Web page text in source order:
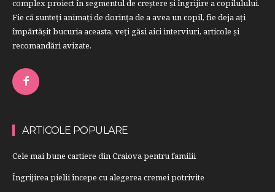
complex proiect în segmentul de creştere şi îngrijire a copilulului.
Fie că sunteţi animaţi de dorinţa de a avea un copil, fie deja aţi
împărtăşit bucuria aceasta, veți găsi aici interviuri, articole şi
recomandări avizate.
ARTICOLE POPULARE
Cele mai bune cartiere din Craiova pentru familii
Îngrijirea pielii începe cu alegerea cremei potrivite